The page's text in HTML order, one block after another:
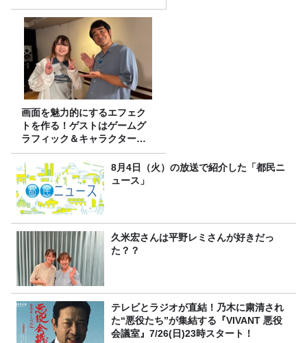
画面を魅力的にするエフェク
トを作る！ゲストはゲームグ
ラフィック＆キャラクター専
攻の遠藤里桜さん！
8月4日（火）の放送で紹介した「都民ニ
ュース」
久米宏さんは平野レミさんが好きだっ
た？？
テレビとラジオが直結！乃木に粛清され
た“悪役たち”が集結する『VIVANT 悪役
会議室』7/26(日)23時スタート！